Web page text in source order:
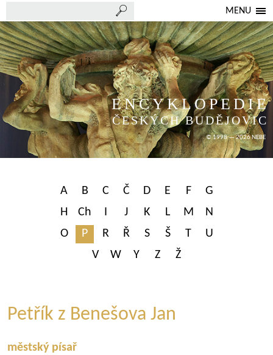
MENU
ENCYKLOPEDIE
ČESKÝCH BUDĚJOVIC
© 1998 — 2026 NEBE
A B C Č D E F
G
H
Ch I J K L M
N
O
P R Ř S Š T
U
V
W Y Z Ž
Petřík z Benešova Jan
městský písař